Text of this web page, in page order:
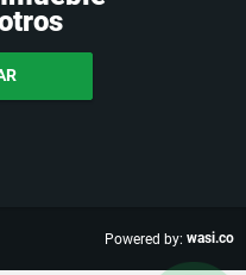
Powered by: wasi.co